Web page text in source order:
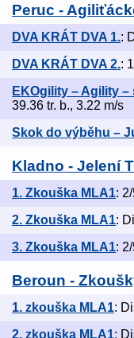
Peruc -
DVA KRÁT DVA 1.:
DVA KRÁT DVA 2.:
EKOgility – Agility
39.36 tr. b., 3.22 m/s
Skok do výběhu –
Kladno - Jelení
1. Zkouška MLA1:
2. Zkouška MLA1:
3. Zkouška MLA1:
Beroun -
1. zkouška MLA1:
2. zkouška MLA1: